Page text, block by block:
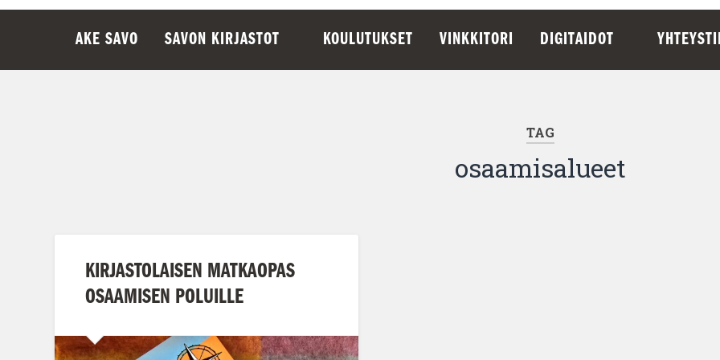
AKE SAVO SAVON KIRJASTOT KOULUTUKSET VINKKITORI DIGITAIDOT
TAG
osaamisalueet
KIRJASTOLAISEN MATKAOPAS
OSAAMISEN POLUILLE